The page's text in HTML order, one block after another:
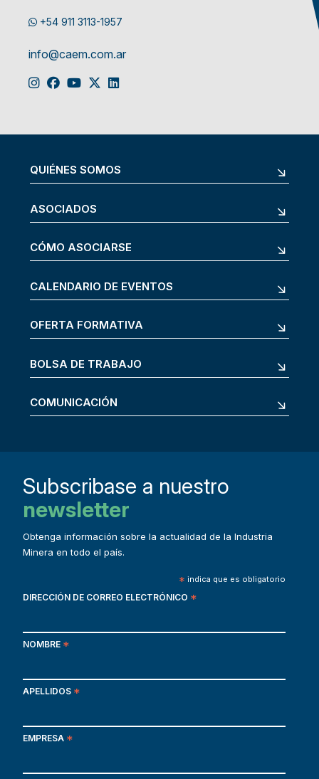
+54 911 3113-1957
info@caem.com.ar
QUIÉNES SOMOS
ASOCIADOS
CÓMO ASOCIARSE
CALENDARIO DE EVENTOS
OFERTA FORMATIVA
BOLSA DE TRABAJO
COMUNICACIÓN
Subscribase a nuestro
newsletter
Obtenga información sobre la actualidad de la Industria
Minera en todo el país.
* indica que es obligatorio
DIRECCIÓN DE CORREO ELECTRÓNICO *
NOMBRE *
APELLIDOS *
EMPRESA *